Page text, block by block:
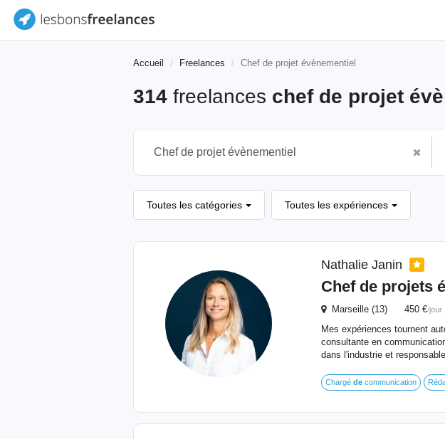
Accueil Freelances Chef de projet évènementiel
314 freelances chef de projet
Toutes les catégories Toutes les expériences
Nathalie Janin
Chef deprojets
Marseille (13) 450 €/jour
Mes expériences tournent
consultante en
dans l'industrie et
Chargé decommunication